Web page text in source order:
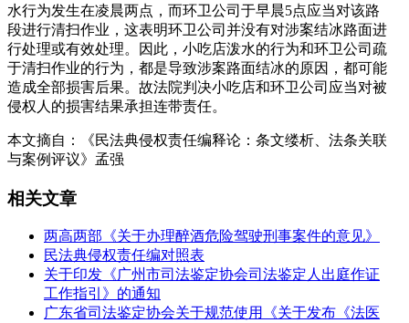
水行为发生在凌晨两点，而环卫公司于早晨5点应当对该路
段进行清扫作业，这表明环卫公司并没有对涉案结冰路面进
行处理或有效处理。因此，小吃店泼水的行为和环卫公司疏
于清扫作业的行为，都是导致涉案路面结冰的原因，都可能
造成全部损害后果。故法院判决小吃店和环卫公司应当对被
侵权人的损害结果承担连带责任。
本文摘自：《民法典侵权责任编释论：条文缕析、法条关联
与案例评议》孟强
相关文章
两高两部《关于办理醉酒危险驾驶刑事案件的意见》
民法典侵权责任编对照表
关于印发《广州市司法鉴定协会司法鉴定人出庭作证
工作指引》的通知
广东省司法鉴定协会关于规范使用《关于发布《法医